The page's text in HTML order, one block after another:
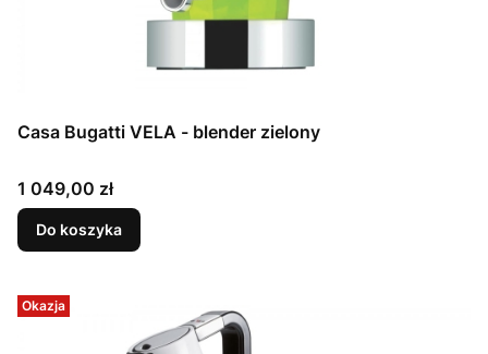
Casa Bugatti VELA - blender zielony
Cena
1 049,00 zł
Do koszyka
Okazja